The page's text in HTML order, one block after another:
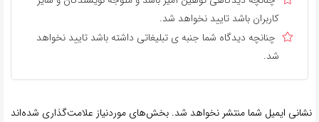
کاربران باشد تایید نخواهد شد.
چنانچه دیدگاه شما جنبه ی تبلیغاتی داشته باشد تایید نخواهد
شد.
نشانی ایمیل شما منتشر نخواهد شد. بخش‌های موردنیاز علامت‌گذاری شده‌اند